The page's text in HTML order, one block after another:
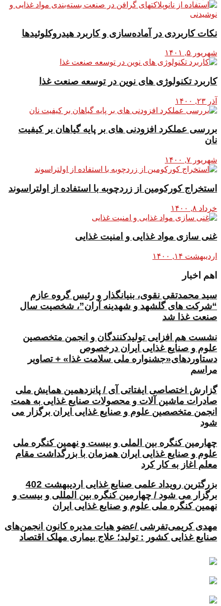
نکات کاربردی در آماده‌سازی و کاربرد هیدروکلوئیدها
شهریور ۵, ۱۴۰۱
کاربرد تکنولوژی های نوین در توسعه صنعت غذا
آذر ۲۳, ۱۴۰۰
بررسی عملکرد افزودنی های بر پایه گیاهان بر کیفیت
نان
شهریور ۷, ۱۴۰۰
استخراج کورکومین از زردچوبه با استفاده از اولتراسوند
خرداد ۸, ۱۴۰۰
غنی سازی مواد غذایی و امنیت غذایی
اردیبهشت ۱۴, ۱۴۰۰
اهم اخبار
سید محمدتقی نقوی، بنیانگذار و رئیس گروه عازم
“شرکت های گلشهد و شهدینه آران”، شخصیت سال
صنعت غذا شد
نشست هم افزایی تولیدکنندگان و انجمن متخصصین
علوم و صنایع غذایی ایران درخصوص
دستاوردهای«جشنواره ملی سلامت غذا» + تصاویر
مراسم
گزارش اختصاصی ایفتاتی آی / پانزدهمین همایش ملی
صادرات ماشین آلات و محصولات صنایع غذایی به همت
انجمن متخصصین علوم و صنایع غذایی ایران برگزار می
شود
چهارمین کنگره بین الملی و بیست و نهمین کنگره ملی
علوم و صنایع غذایی ایران همزمان با بزرگداشت مقام
معلم اغاز به کار کرد
بزرگترین رویداد علمی صنایع غذایی اردیبهشت 402
برگزار می شود / چهارمین کنگره بین المللی و بیست و
نهمین کنگره ملی علوم و صنایع غذایی ایران
مهدی کریمی‌تفرشی /عضو هیات مدیره کانون انجمن‌های
صنایع غذایی کشور : تولید؛ علاج بیماری مهلک اقتصاد